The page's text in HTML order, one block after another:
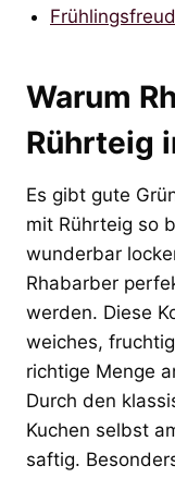
Warum
Rührteig
Es gibt gute
mit Rührteig so
wunderbar
Rhabarber
werden. Diese
weiches,
richtige Menge
Durch den
Kuchen selbst
saftig.